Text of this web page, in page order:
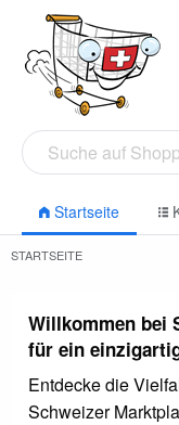
Startseite
STARTSEITE
Willkommen bei
für ein
Entdecke die
Schweizer